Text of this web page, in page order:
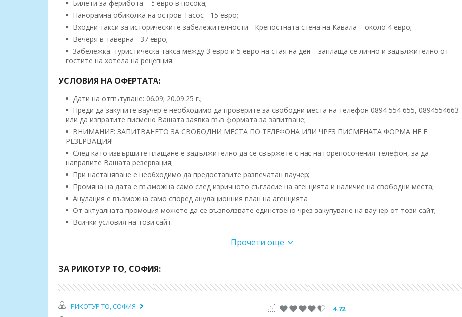
Билети за ферибота – 5 евро в посока;
Панорамна обиколка на остров Тасос - 15 евро;
Входни такси за историческите забележителности - Крепостната стена на Кавала – около 4 евро;
Вечеря в таверна - 37 евро;
Забележка: туристическа такса между 3 евро и 5 евро на стая на ден – заплаща се лично и задължително от
гостите на хотела на рецепция.
УСЛОВИЯ НА ОФЕРТАТА:
Дати на отпътуване: 06.09; 20.09.25 г.;
Преди да закупите ваучер е необходимо да проверите за свободни места на телефон 0894 554 655, 0894554663
или да изпратите писмено Вашата заявка във формата за запитване;
ВНИМАНИЕ: ЗАПИТВАНЕТО ЗА СВОБОДНИ МЕСТА ПО ТЕЛЕФОНА ИЛИ ЧРЕЗ ПИСМЕНАТА ФОРМА НЕ Е
РЕЗЕРВАЦИЯ!
След като извършите плащане е задължително да се свържете с нас на горепосочения телефон, за да
направите Вашата резервация;
При настаняване е необходимо да предоставите разпечатан ваучер;
Промяна на дата е възможна само след изричното съгласие на агенцията и наличие на свободни места;
Анулация е възможна само според анулационния план на агенцията;
От актуалната промоция можете да се възползвате единствено чрез закупуване на ваучер от този сайт;
Всички условия на този сайт.
Възможност за качване от ШЕЛ Драгичево; Дупница (разклон магистрала); магазин МЕТРО Благоевград;
1 ден:
Прочети още
ЗА РИКОТУР TO, СОФИЯ:
РИКОТУР TO, СОФИЯ
4.72